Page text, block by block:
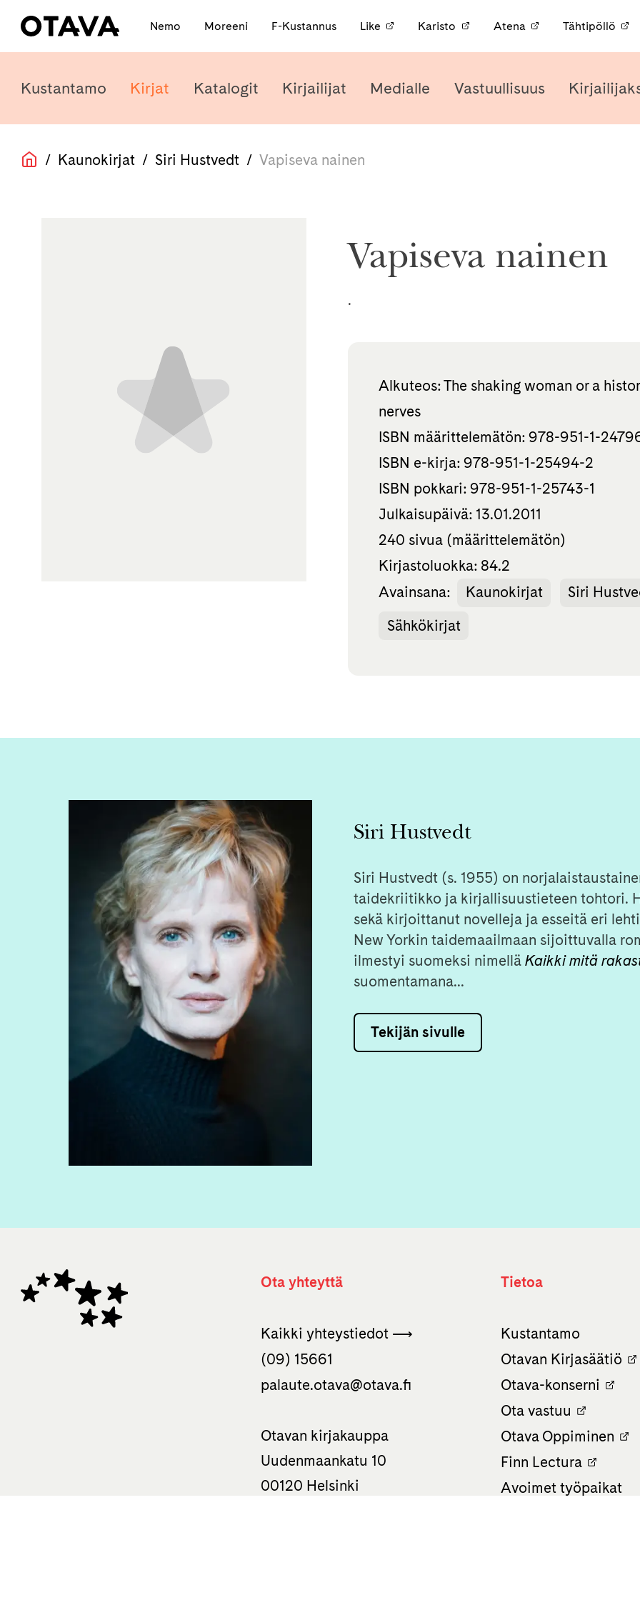
Nemo Moreeni F-Kustannus Like Karisto Atena Tähtipöllö
Kustantamo Kirjat Katalogit Kirjailijat Medialle Vastuullisuus
/ Kaunokirjat / Siri Hustvedt / Vapiseva nainen
Vapiseva nainen
.
Alkuteos: The shaking woman or a
nerves
ISBN määrittelemätön: 978-951-1-
ISBN e-kirja: 978-951-1-25494-2
ISBN pokkari: 978-951-1-25743-1
Julkaisupäivä: 13.01.2011
240 sivua (määrittelemätön)
Kirjastoluokka: 84.2
Avainsana:
Kaunokirjat
Siri
Sähkökirjat
Siri Hustvedt
Siri Hustvedt (s. 1955) on
taidekriitikko ja kirjallisuustieteen tohtori.
sekä kirjoittanut novelleja ja esseitä eri
New Yorkin taidemaailmaan sijoittuvalla
ilmestyi suomeksi nimelläKaikki mitä
suomentamana...
Tekijän sivulle
Ota yhteyttä
Kaikki yhteystiedot ⟶
(09) 15661
palaute.otava­@otava.fi
Otavan kirjakauppa
Uudenmaankatu 10
00120 Helsinki
Tietoa
Kustantamo
Otavan Kirjasäätiö
Otava-konserni
Ota vastuu
Otava Oppiminen
Finn Lectura
Avoimet työpaikat